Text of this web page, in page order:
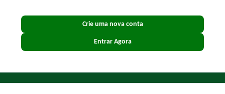
Crie uma nova conta
Entrar Agora